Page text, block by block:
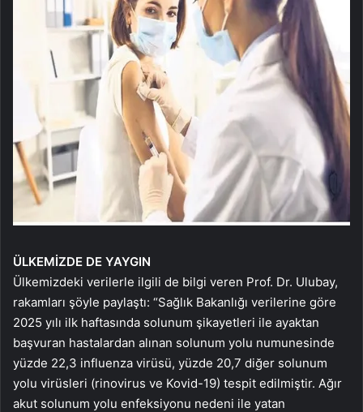
ÜLKEMİZDE DE YAYGIN
Ülkemizdeki verilerle ilgili de bilgi veren Prof. Dr. Ulubay,
rakamları şöyle paylaştı: “Sağlık Bakanlığı verilerine göre
2025 yılı ilk haftasında solunum şikayetleri ile ayaktan
başvuran hastalardan alınan solunum yolu numunesinde
yüzde 22,3 influenza virüsü, yüzde 20,7 diğer solunum
yolu virüsleri (rinovirus ve Kovid-19) tespit edilmiştir. Ağır
akut solunum yolu enfeksiyonu nedeni ile yatan